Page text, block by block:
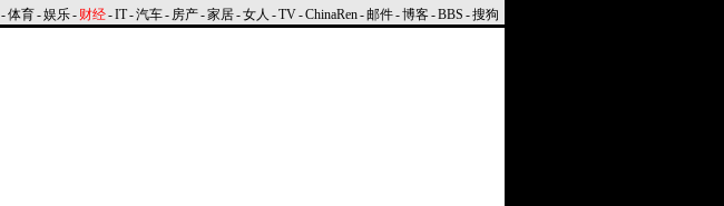
-体育-娱乐- 财经-IT-汽车- 房产-家居-女人 -TV-ChinaRen-邮件-博客-BBS -搜狗